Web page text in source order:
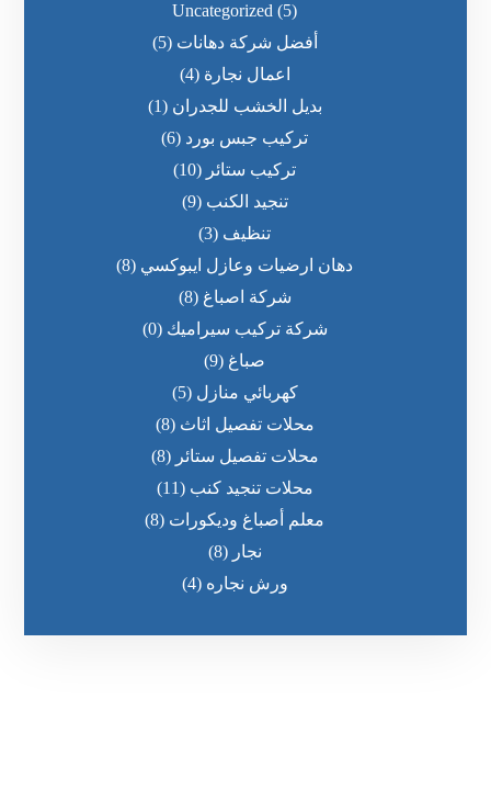
Uncategorized (5)
أفضل شركة دهانات (5)
اعمال نجارة (4)
بديل الخشب للجدران (1)
تركيب جبس بورد (6)
تركيب ستائر (10)
تنجيد الكنب (9)
تنظيف (3)
دهان ارضيات وعازل ايبوكسي (8)
شركة اصباغ (8)
شركة تركيب سيراميك (0)
صباغ (9)
كهربائي منازل (5)
محلات تفصيل اثاث (8)
محلات تفصيل ستائر (8)
محلات تنجيد كنب (11)
معلم أصباغ وديكورات (8)
نجار (8)
ورش نجاره (4)